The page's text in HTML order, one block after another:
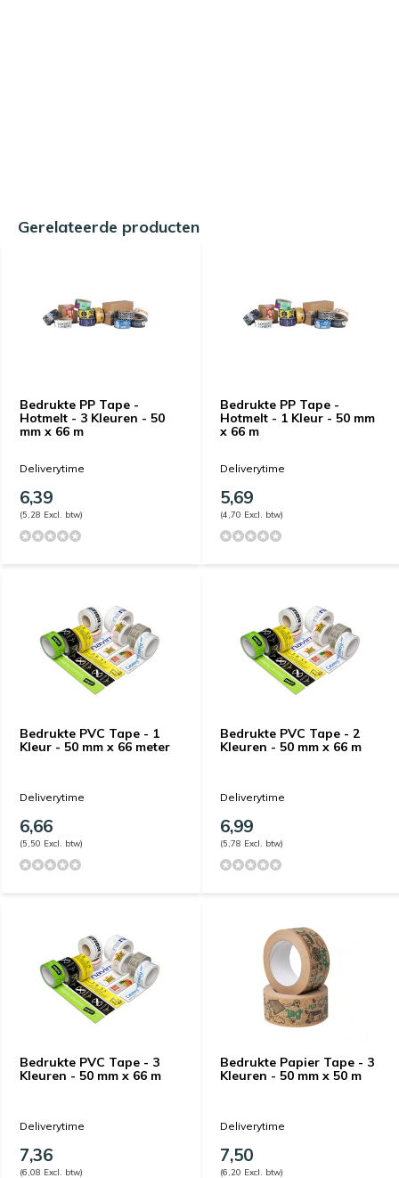
Gerelateerde producten
Bedrukte PP Tape -
Hotmelt - 3 Kleuren - 50
mm x 66 m
Deliverytime
6,39
(5,28 Excl. btw)
Bedrukte PP Tape -
Hotmelt - 1 Kleur - 50 mm
x 66 m
Deliverytime
5,69
(4,70 Excl. btw)
Bedrukte PVC Tape - 1
Kleur - 50 mm x 66 meter
Deliverytime
6,66
(5,50 Excl. btw)
Bedrukte PVC Tape - 2
Kleuren - 50 mm x 66 m
Deliverytime
6,99
(5,78 Excl. btw)
Bedrukte PVC Tape - 3
Kleuren - 50 mm x 66 m
Deliverytime
7,36
(6,08 Excl. btw)
Bedrukte Papier Tape - 3
Kleuren - 50 mm x 50 m
Deliverytime
7,50
(6,20 Excl. btw)